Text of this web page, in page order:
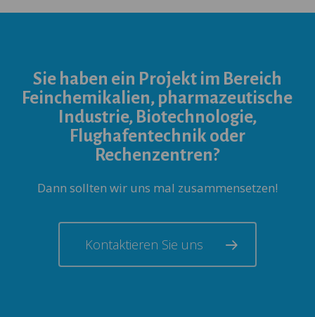
Sie haben ein Projekt im Bereich
Feinchemikalien, pharmazeutische
Industrie, Biotechnologie,
Flughafentechnik oder
Rechenzentren?
Dann sollten wir uns mal zusammensetzen!
Kontaktieren Sie uns